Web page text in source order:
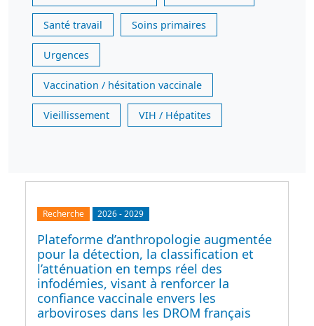
Santé travail Soins primaires
Urgences
Vaccination / hésitation vaccinale
Vieillissement VIH / Hépatites
Recherche 2026-2029
Plateforme d’anthropologie augmentée
pour la détection, la classification et
l’atténuation en temps réel des
infodémies, visant à renforcer la
confiance vaccinale envers les
arboviroses dans les DROM français